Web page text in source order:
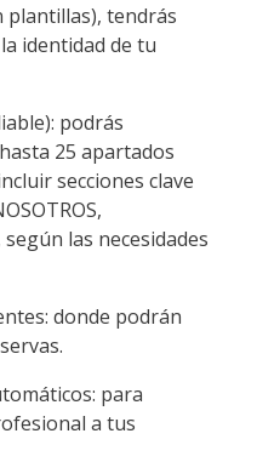
plantillas), tendrás
identidad de tu
podrás
25 apartados
secciones clave
las necesidades
donde podrán
para
a tus